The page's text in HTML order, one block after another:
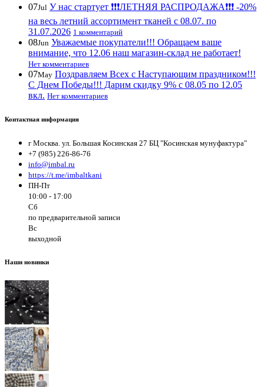
07Jul У нас стартует ❗️❗️❗️ЛЕТНЯЯ РАСПРОДАЖА❗️❗️❗️ -20%
на весь летний ассортимент тканей с 08.07. по
31.07.2026 1 комментарий
08Jun Уважаемые покупатели!!! Обращаем ваше
внимание, что 12.06 наш магазин-склад не работает!
Нет комментариев
07May Поздравляем Всех с Наступающим праздником!!!
С Днем Победы!!! Дарим скидку 9% с 08.05 по 12.05
вкл. Нет комментариев
Контактная информация
г Москва. ул. Большая Косинская 27 БЦ "Косинская мунуфактура"
+7 (985) 226-86-76
info@imbal.ru
https://t.me/imbaltkani
ПН-Пт
10:00 - 17:00
Сб
по предварительной записи
Вс
выходной
Наши новинки